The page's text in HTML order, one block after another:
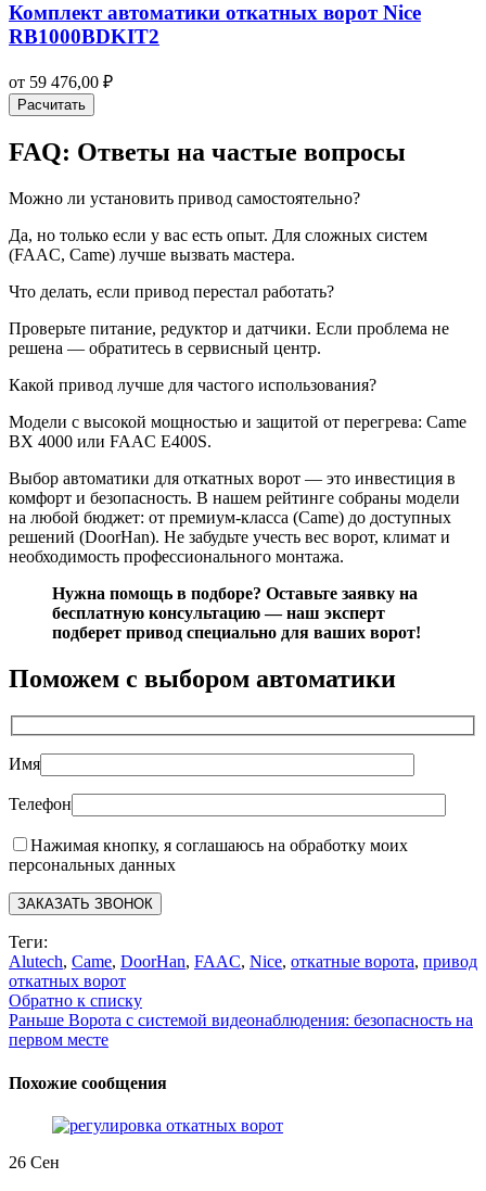
Комплект автоматики откатных ворот Nice
RB1000BDKIT2
от 59 476,00 ₽
Расчитать
FAQ: Ответы на частые вопросы
Можно ли установить привод самостоятельно?
Да, но только если у вас есть опыт. Для сложных систем
(FAAC, Came) лучше вызвать мастера.
Что делать, если привод перестал работать?
Проверьте питание, редуктор и датчики. Если проблема не
решена — обратитесь в сервисный центр.
Какой привод лучше для частого использования?
Модели с высокой мощностью и защитой от перегрева: Came
BX 4000 или FAAC E400S.
Выбор автоматики для откатных ворот — это инвестиция в
комфорт и безопасность. В нашем рейтинге собраны модели
на любой бюджет: от премиум-класса (Came) до доступных
решений (DoorHan). Не забудьте учесть вес ворот, климат и
необходимость профессионального монтажа.
Нужна помощь в подборе? Оставьте заявку на
бесплатную консультацию — наш эксперт
подберет привод специально для ваших ворот!
Поможем с выбором автоматики
Имя
Телефон
Нажимая кнопку, я соглашаюсь на обработку моих
персональных данных
Теги:
Alutech, Came, DoorHan, FAAC, Nice, откатные ворота, привод
откатных ворот
Обратно к списку
Раньше Ворота с системой видеонаблюдения: безопасность на
первом месте
Похожие сообщения
26 Сен